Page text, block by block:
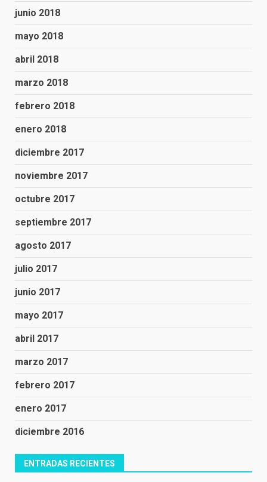
junio 2018
mayo 2018
abril 2018
marzo 2018
febrero 2018
enero 2018
diciembre 2017
noviembre 2017
octubre 2017
septiembre 2017
agosto 2017
julio 2017
junio 2017
mayo 2017
abril 2017
marzo 2017
febrero 2017
enero 2017
diciembre 2016
ENTRADAS RECIENTES